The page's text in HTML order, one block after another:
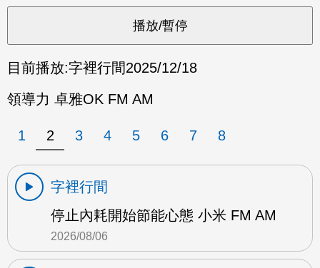
目前播放:字裡行間2025/12/18
領導力 卓雅OK FM AM
1 2 3 4 5 6 7 8
字裡行間
停止內耗開始節能心態 小米 FM AM
2026/08/06